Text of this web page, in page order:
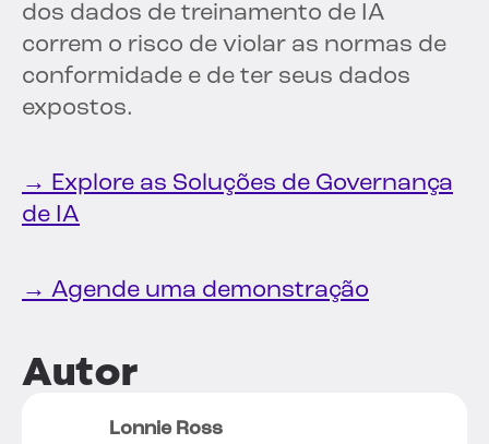
dos dados de treinamento de IA
correm o risco de violar as normas de
conformidade e de ter seus dados
expostos.
→ Explore as Soluções de Governança
de IA
→ Agende uma demonstração
Autor
Lonnie Ross